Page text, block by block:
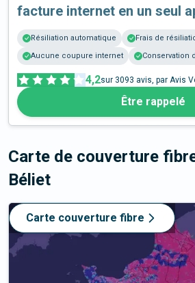
facture internet en un seul
Résiliation automatique
Frais de
Aucune coupure internet
Conservation
4,2sur 3093 avis, par Avis
Être rappelé
Carte de couverture
Béliet
Carte couverture fibre